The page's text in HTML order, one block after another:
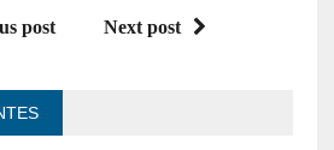
post Next post